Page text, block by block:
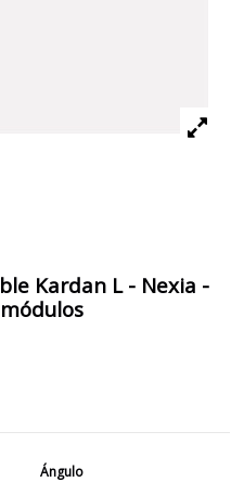
Kardan L - Nexia -
Ángulo